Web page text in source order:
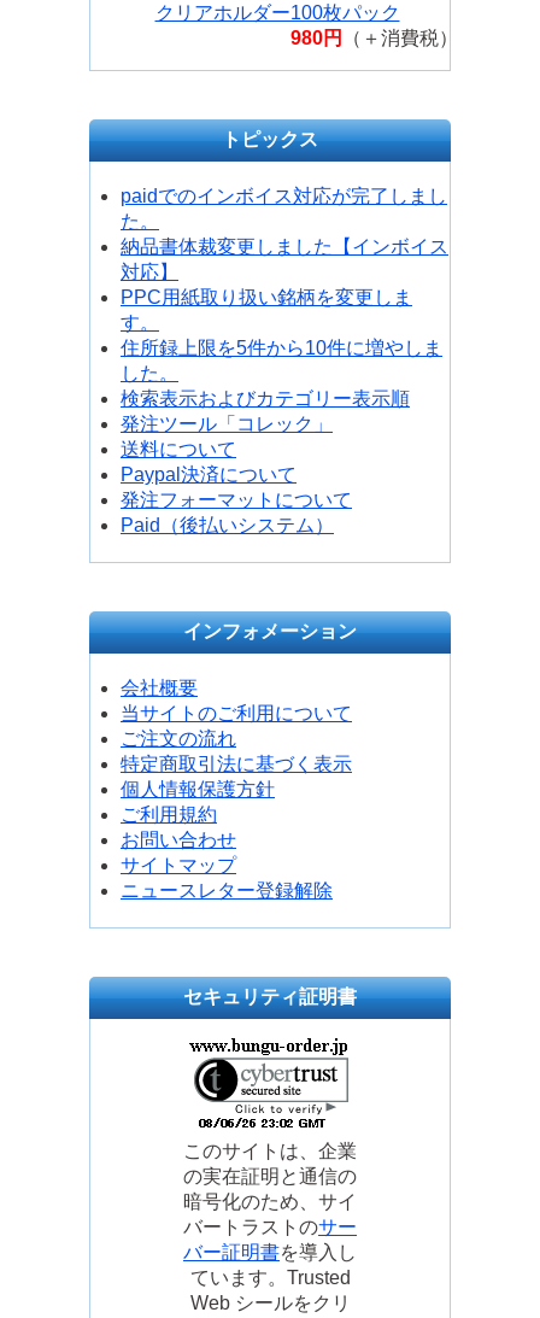
クリアホルダー100枚パック
980円
（＋消費税）
トピックス
paidでのインボイス対応が完了しまし
た。
納品書体裁変更しました【インボイス
対応】
PPC用紙取り扱い銘柄を変更しま
す。
住所録上限を5件から10件に増やしま
した。
検索表示およびカテゴリー表示順
発注ツール「コレック」
送料について
Paypal決済について
発注フォーマットについて
Paid（後払いシステム）
インフォメーション
会社概要
当サイトのご利用について
ご注文の流れ
特定商取引法に基づく表示
個人情報保護方針
ご利用規約
お問い合わせ
サイトマップ
ニュースレター登録解除
セキュリティ証明書
このサイトは、企業
の実在証明と通信の
暗号化のため、サイ
バートラストのサー
バー証明書を導入し
ています。Trusted
Web シールをクリ